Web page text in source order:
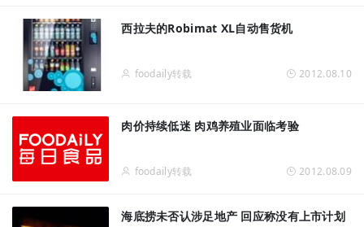
西拉夫的Robimat XL自动售货机
foodaily转载 2012.08.10
肉价持续低迷 肉鸡养殖业面临考验
foodaily转载 2012.08.09
海底捞未否认涉足地产 回应称没有上市计划